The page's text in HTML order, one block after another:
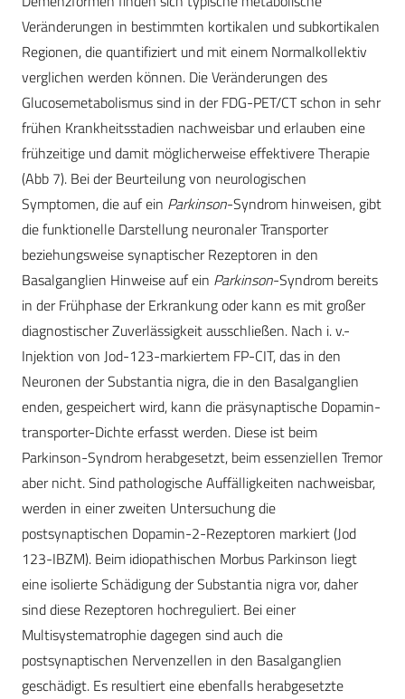
Veränderungen in bestimmten kortikalen und subkortikalen
Regionen, die quantifiziert und mit einem Normalkollektiv
verglichen werden können. Die Veränderungen des
Glucosemetabolismus sind in der FDG-PET/CT schon in sehr
frühen Krankheitsstadien nachweisbar und erlauben eine
frühzeitige und damit möglicherweise effektivere Therapie
(Abb 7). Bei der Beurteilung von neurologischen
Symptomen, die auf ein Parkinson-Syndrom hinweisen, gibt
die funktionelle Darstellung neuronaler Transporter
beziehungsweise synaptischer Rezeptoren in den
Basalganglien Hinweise auf ein Parkinson-Syndrom bereits
in der Frühphase der Erkrankung oder kann es mit großer
diagnostischer Zuverlässigkeit ausschließen. Nach i. v.-
Injektion von Jod-123-markiertem FP-CIT, das in den
Neuronen der Substantia nigra, die in den Basalganglien
enden, gespeichert wird, kann die präsynaptische ­Dop­amin­
transporter-Dichte erfasst werden. Diese ist beim
Parkinson-Syndrom herabgesetzt, beim essenziellen Tremor
aber nicht. Sind pathologische Auffälligkeiten nachweisbar,
werden in einer zweiten Untersuchung die
postsynaptischen Dopamin-2-Rezeptoren markiert (Jod
123-IBZM). Beim idiopathischen Morbus Parkinson liegt
eine isolierte Schädigung der Substantia nigra vor, daher
sind diese Rezeptoren hochreguliert. Bei einer
Multisystematrophie dagegen sind auch die
postsynaptischen Nervenzellen in den Basalgang­lien
geschädigt. Es resultiert eine ebenfalls herabgesetzte